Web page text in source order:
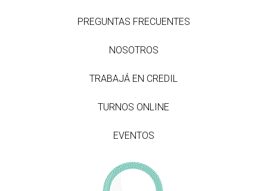
PREGUNTAS FRECUENTES
NOSOTROS
TRABAJÁ EN CREDIL
TURNOS ONLINE
EVENTOS